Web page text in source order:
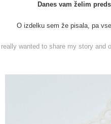
Danes vam želim
O izdelku sem že pisala, pa
I really wanted to share my story